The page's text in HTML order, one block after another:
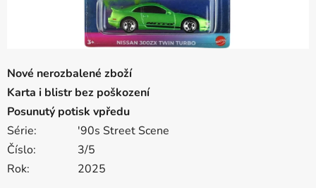
Nové nerozbalené zboží
Karta i blistr bez poškození
Posunutý potisk vpředu
Série:
'90s Street Scene
Číslo:
3/5
Rok:
2025